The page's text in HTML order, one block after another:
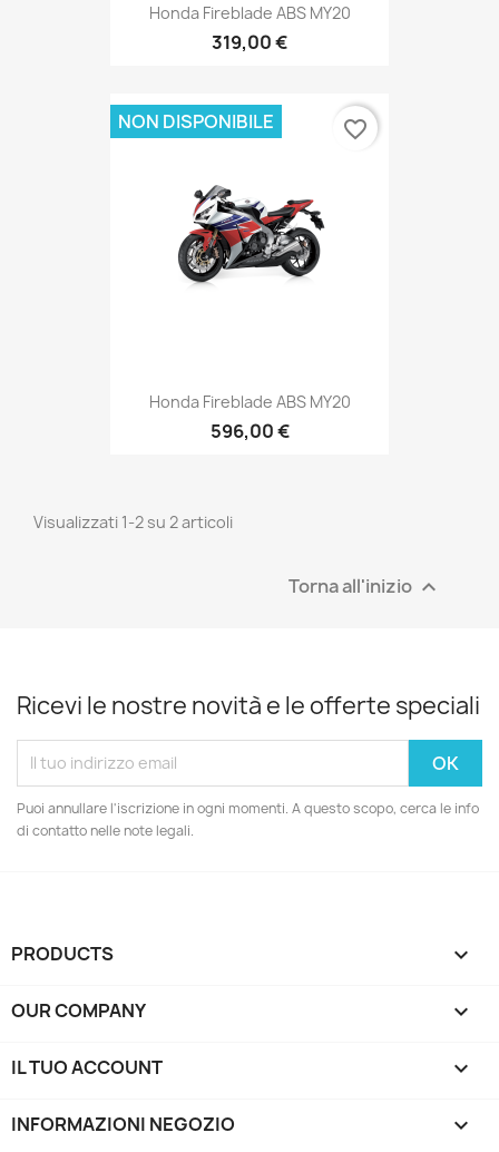
Honda Fireblade ABS MY20
319,00 €
Honda Fireblade ABS MY20
596,00 €
NON DISPONIBILE favorite_border
Visualizzati 1-2 su 2 articoli
Torna all'inizio 
Ricevi le nostre novità e le offerte speciali
Puoi annullare l'iscrizione in ogni momenti. A questo scopo, cerca le info
di contatto nelle note legali.
PRODUCTS 
OUR COMPANY 
IL TUO ACCOUNT 
INFORMAZIONI NEGOZIO keyboard_arrow_down